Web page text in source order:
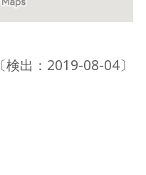
〔検出：2019-08-04〕